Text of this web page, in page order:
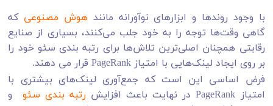
با وجود روندها و ابزارهای نوآورانه مانند هوش مصنوعی که
گاهی وقت‌ها توجه را به خود جلب می‌کنند، بسیاری از صنایع
رقابتی همچنان اصلی‌ترین تلاش‌ها برای رتبه بندی سئو خود را
بر روی ایجاد لینک‌هایی با امتیاز PageRank قرار می دهند.
فرض اساسی این است که جمع‌آوری لینک‌های بیشتری با
امتیاز PageRank در نهایت باعث افزایش
رتبه بندی سئو و